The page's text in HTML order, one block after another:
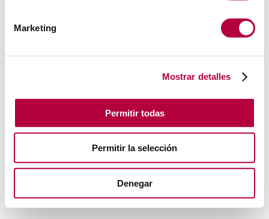
Marketing
Mostrar detalles
Permitir todas
Permitir la selección
Denegar